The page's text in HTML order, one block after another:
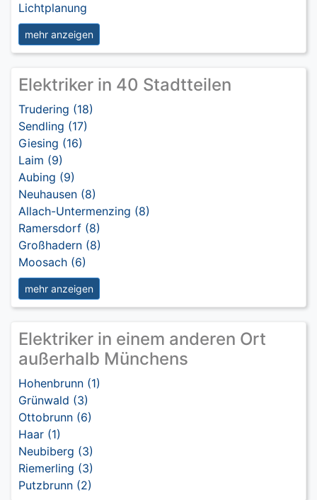
Lichtplanung
mehr anzeigen
Elektriker in 40 Stadtteilen
Trudering (18)
Sendling (17)
Giesing (16)
Laim (9)
Aubing (9)
Neuhausen (8)
Allach-Untermenzing (8)
Ramersdorf (8)
Großhadern (8)
Moosach (6)
mehr anzeigen
Elektriker in einem anderen Ort
außerhalb Münchens
Hohenbrunn (1)
Grünwald (3)
Ottobrunn (6)
Haar (1)
Neubiberg (3)
Riemerling (3)
Putzbrunn (2)